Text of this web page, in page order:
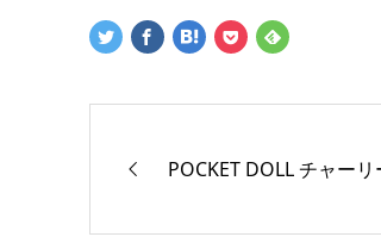
POCKET DOLL チャー